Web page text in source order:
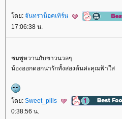
ดย: จันทราน็อคเทิร์น
17:06:38 น.
ชมพูหวานกับขาวนวลๆ
น้องออกดอกน่ารักทั้งสองต้นค่ะคุณฟ้าใส
ดย: Sweet_pills
0:38:56 น.